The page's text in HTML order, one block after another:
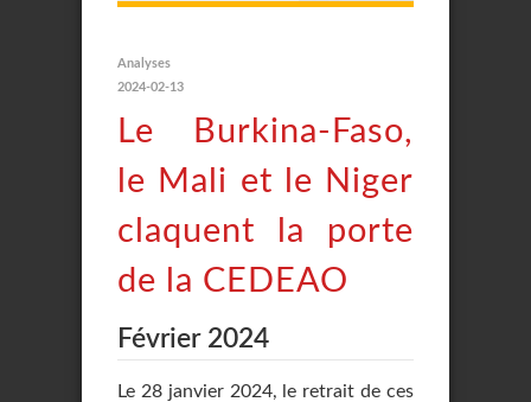
Analyses
2024-02-13
Le Burkina-Faso,
le Mali et le Niger
claquent la porte
de la CEDEAO
Février 2024
Le 28 janvier 2024, le retrait de ces